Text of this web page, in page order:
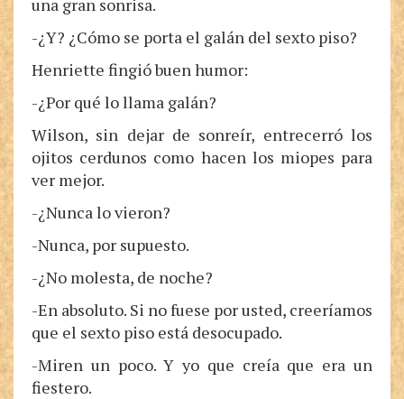
una gran sonrisa.
-¿Y? ¿Cómo se porta el galán del sexto piso?
Henriette fingió buen humor:
-¿Por qué lo llama galán?
Wilson, sin dejar de sonreír, entrecerró los
ojitos cerdunos como hacen los miopes para
ver mejor.
-¿Nunca lo vieron?
-Nunca, por supuesto.
-¿No molesta, de noche?
-En absoluto. Si no fuese por usted, creeríamos
que el sexto piso está desocupado.
-Miren un poco. Y yo que creía que era un
fiestero.